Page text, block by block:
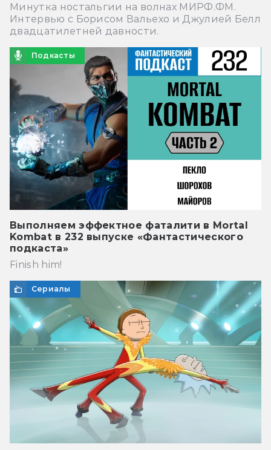
Минутка ностальгии на волнах МИРФ.ФМ.
Интервью с Борисом Вальехо и Джулией Белл
двадцатилетней давности.
Подкасты
Выполняем эффектное фаталити в Mortal
Kombat в 232 выпуске «Фантастического
подкаста»
Finish him!
Сериалы